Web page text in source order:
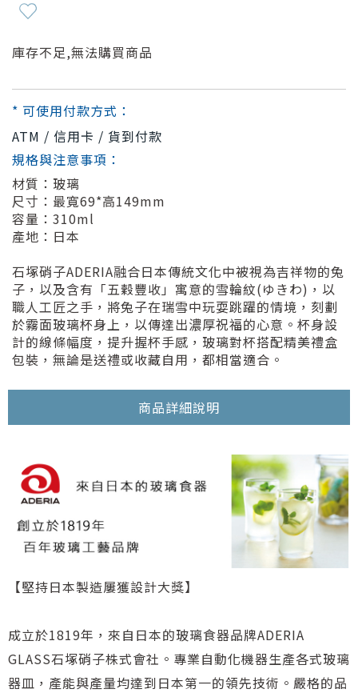
庫存不足,無法購買商品
* 可使用付款方式：
ATM / 信用卡 / 貨到付款
規格與注意事項：
材質：玻璃
尺寸：最寬69*高149mm
容量：310ml
產地：日本
石塚硝子ADERIA融合日本傳統文化中被視為吉祥物的兔
子，以及含有「五穀豐收」寓意的雪輪紋(ゆきわ)，以
職人工匠之手，將兔子在瑞雪中玩耍跳躍的情境，刻劃
於霧面玻璃杯身上，以傳達出濃厚祝福的心意。杯身設
計的線條幅度，提升握杯手感，玻璃對杯搭配精美禮盒
包裝，無論是送禮或收藏自用，都相當適合。
商品詳細說明
【堅持日本製造屢獲設計大獎】
成立於1819年，來自日本的玻璃食器品牌ADERIA
GLASS石塚硝子株式會社。專業自動化機器生產各式玻璃
器皿，產能與產量均達到日本第一的領先技術。嚴格的品